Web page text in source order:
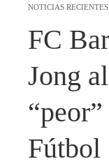
NOTICIAS RECIENTES
FC
Jong
Fútbol